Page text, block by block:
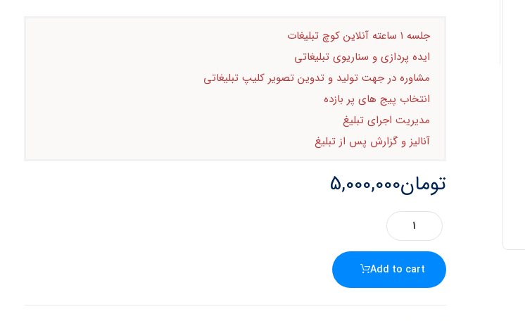
جلسه ۱ ساعته آنلاین کوچ تبلیغات
ایده پردازی و سناریوی تبلیغاتی
مشاوره در جهت تولید و تدوین تصویر کلیپ تبلیغاتی
انتخاب پیج های پر بازده
مدیریت اجرای تبلیغ
آنالیز و گزارش پس از تبلیغ
تومان5,000,000
Add to cart